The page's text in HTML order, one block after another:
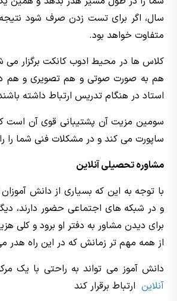
سال، اگر برای تست زدن صرف شود نتیجه
متفاوت خواهد بود.
کلاس ها در محیط ادوب کانکت برگزار می
هم به صورت صوتی و هم تصویری و هم
استاد در هنگام تدریس ارتباط داشته
ساپورت می کند و در مشکلات فنی شما را
مشاوره تحصیلی آنلاین
با توجه به این که بسیاری از دانش
و در شبکه های اجتماعی حضور دارند،
برای دیدن مشاور به دفتر او برود و کلی
از همه مهم تر زمانش که در این راه هدر
دانش آموز می تواند به راحتی با یک
آنلاین ارتباط برقرار کند